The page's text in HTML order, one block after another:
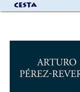
Cesta